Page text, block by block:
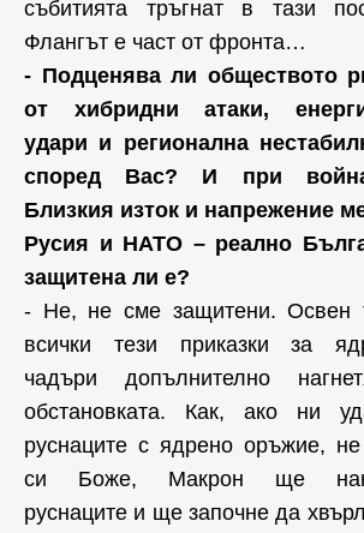
събитията тръгнат в тази
Флангът е част от фронта…
- Подценява ли обществото
от хибридни атаки,
удари и регионална
според Вас? И при
Близкия изток и напрежение
Русия и НАТО – реално
защитена ли е?
- Не, не сме защитени. Освен
всички тези приказки за
чадъри допълнително
обстановката. Как, ако ни
руснаците с ядрено оръжие,
си Боже, Макрон ще
руснаците и ще започне да